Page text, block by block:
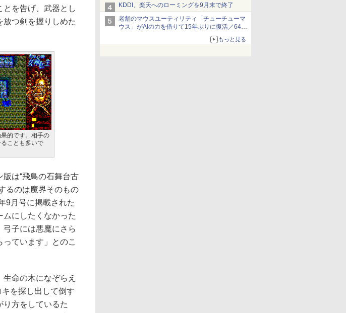
KDDI、楽天へのローミングを9月末で終了
老舗のマウスユーティリティ「チューチューマ
ウス」がAIの力を借りて15年ぶりに復活／64bit
化、Windows 10/11、「Chrome」も走り回
る。復活記念で2026年末まで500円
もっと見る
を告げ、武器とし
つ剣を握りしめた
的です。相手の
ことも多いで
は“飛鳥の石舞台古
るのは魔界そのもの
9月号に掲載された
にしたくなかった
子には悪魔にさら
ています」とのこ
命の木になぞらえ
を探し出して倒す
方をしているた